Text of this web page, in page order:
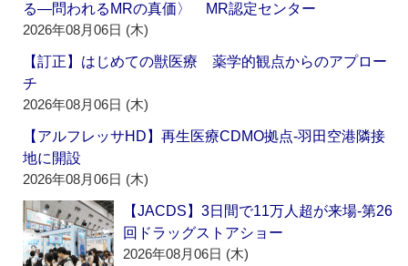
る―問われるMRの真価〉 MR認定センター
2026年08月06日 (木)
【訂正】はじめての獣医療 薬学的観点からのアプロー
チ
2026年08月06日 (木)
【アルフレッサHD】再生医療CDMO拠点‐羽田空港隣接
地に開設
2026年08月06日 (木)
【JACDS】3日間で11万人超が来場‐第26
回ドラッグストアショー
2026年08月06日 (木)